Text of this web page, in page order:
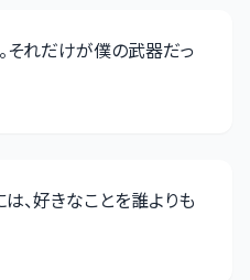
それだけが僕の武器だっ
、好きなことを誰よりも